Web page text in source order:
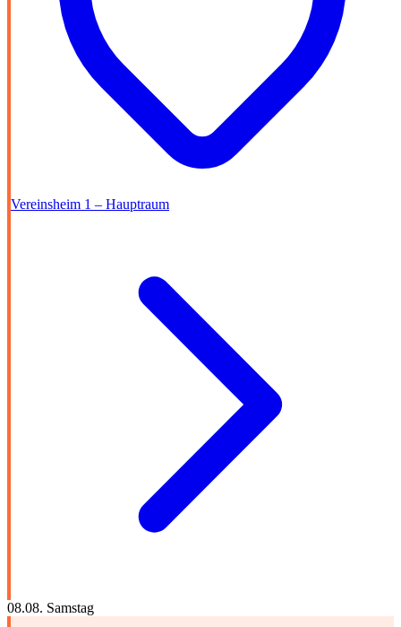
Vereinsheim 1 – Hauptraum
08.08. Samstag